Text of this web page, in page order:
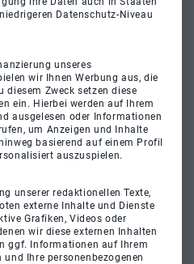
Datenschutz-Niveau
unseres
wir Ihnen Werbung aus, die
Zweck setzen diese
ein. Hierbei werden auf Ihrem
ausgelesen oder Informationen
um Anzeigen und Inhalte
basierend auf einem Profil
auszuspielen.
unserer redaktionellen Texte,
externe Inhalte und Dienste
Grafiken, Videos oder
wir diese externen Inhalten
ggf. Informationen auf Ihrem
Ihre personenbezogenen